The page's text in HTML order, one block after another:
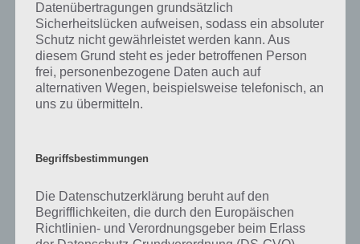
Ball die Seitenlinie verlassen hat. Dabei gibt es Regeln, wie der
Einwurf zu erfolgen hat. Dazu gibt es einige Regeln. So muss der
Spieler dem Spielfeld zugewand sein. Keine Regel gibt es, wie weit der
einwerfende Spieler von der Seitenlinie entfernt sein muss. Wichtig
ist nur, dass keine Hindernisse wie beispielsweise Banden oder eine
Trainerbank im Weg stehen dürfen. Die Regeln bzgl. Des Einwurfs
werden regelmäßig erweitert, da es in der Praxis öfters mal
es auch im Bereich von Postsendungen bzw. Briefe, wenn etwas
durch eine schlitzartige Öffnung eingeworfen werden kann. Hierbei
denkt man natürlich auch gleich an den Briefkasten. Dieser wurde
Datenübertragungen grundsätzlich
Sicherheitslücken aufweisen, sodass ein absoluter
Schutz nicht gewährleistet werden kann. Aus
diesem Grund steht es jeder betroffenen Person
frei, personenbezogene Daten auch auf
alternativen Wegen, beispielsweise telefonisch, an
uns zu übermitteln.
Begriffsbestimmungen
Die Datenschutzerklärung beruht auf den
Begrifflichkeiten, die durch den Europäischen
Richtlinien- und Verordnungsgeber beim Erlass